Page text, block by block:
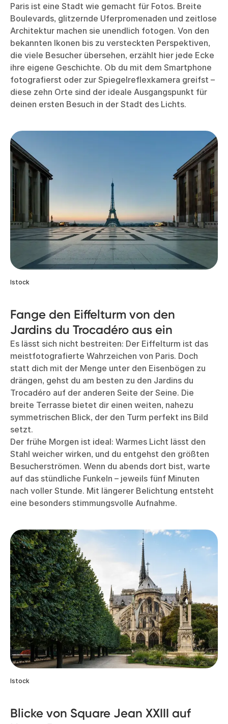
Paris ist eine Stadt wie gemacht für Fotos. Breite
Boulevards, glitzernde Uferpromenaden und zeitlose
Architektur machen sie unendlich fotogen. Von den
bekannten Ikonen bis zu versteckten Perspektiven,
die viele Besucher übersehen, erzählt hier jede Ecke
ihre eigene Geschichte. Ob du mit dem Smartphone
fotografierst oder zur Spiegelreflexkamera greifst –
diese zehn Orte sind der ideale Ausgangspunkt für
deinen ersten Besuch in der Stadt des Lichts.
Istock
Fange den Eiffelturm von den
Jardins du Trocadéro aus ein
Es lässt sich nicht bestreiten: Der Eiffelturm ist das
meistfotografierte Wahrzeichen von Paris. Doch
statt dich mit der Menge unter den Eisenbögen zu
drängen, gehst du am besten zu den Jardins du
Trocadéro auf der anderen Seite der Seine. Die
breite Terrasse bietet dir einen weiten, nahezu
symmetrischen Blick, der den Turm perfekt ins Bild
setzt.
Der frühe Morgen ist ideal: Warmes Licht lässt den
Stahl weicher wirken, und du entgehst den größten
Besucherströmen. Wenn du abends dort bist, warte
auf das stündliche Funkeln – jeweils fünf Minuten
nach voller Stunde. Mit längerer Belichtung entsteht
eine besonders stimmungsvolle Aufnahme.
Istock
Blicke von Square Jean XXIII auf